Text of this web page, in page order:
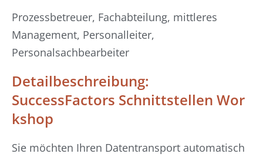
Prozessbetreuer, Fachabteilung, mittleres
Management, Personalleiter,
Personalsachbearbeiter
Detailbeschreibung:
SuccessFactors Schnittstellen Wor
kshop
Sie möchten Ihren Datentransport automatisch